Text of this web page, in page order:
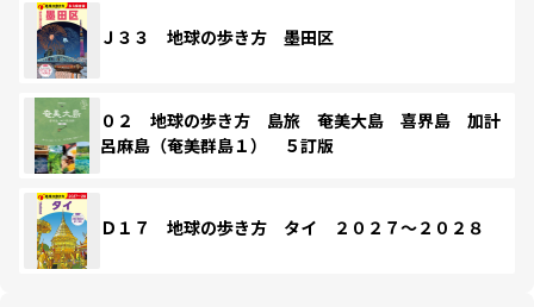
Ｊ３３ 地球の歩き方 墨田区
０２ 地球の歩き方 島旅 奄美大島 喜界島 加計
呂麻島（奄美群島１） ５訂版
Ｄ１７ 地球の歩き方 タイ ２０２７～２０２８